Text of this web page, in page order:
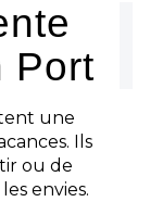
Port
une
Ils
ou de
envies.